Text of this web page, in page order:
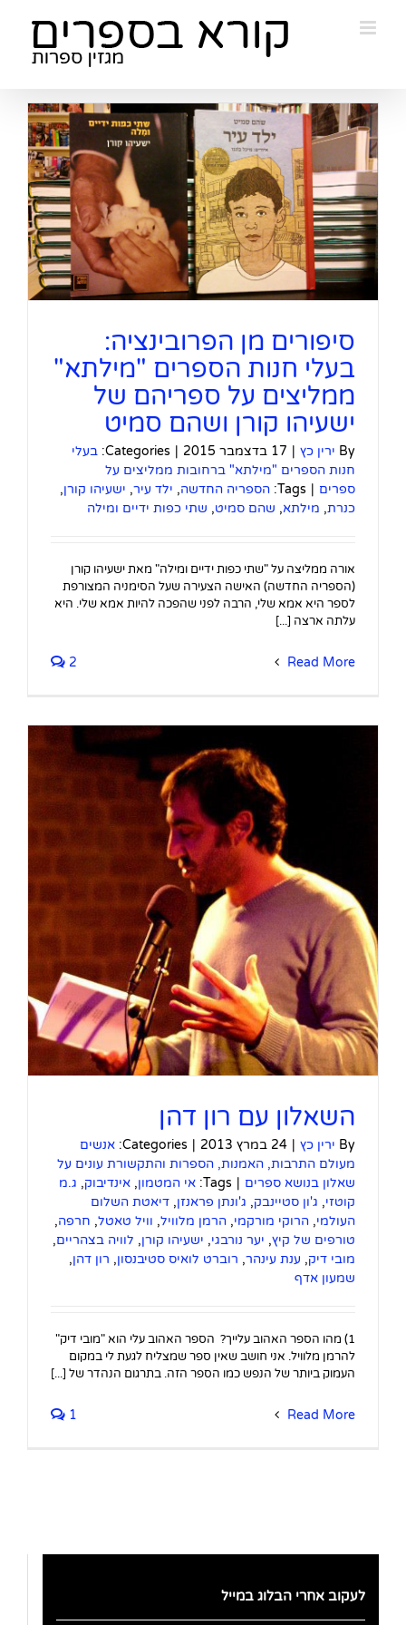
סיפורים מן הפרובינציה:
בעלי חנות הספרים "מילתא"
ממליצים על ספריהם של
ישעיהו קורן ושהם סמיט
By ירין כץ | 17 בדצמבר 2015 |
Categories: בעלי
חנות הספרים "מילתא" ברחובות ממליצים על
ספרים |
Tags: הספריה החדשה, ילד עיר, ישעיהו קורן,
כנרת, מילתא, שהם סמיט, שתי כפות ידיים ומילה
אורה ממליצה על "שתי כפות ידיים ומילה" מאת ישעיהו קורן
(הספריה החדשה) האישה הצעירה שעל הסימניה המצורפת
לספר היא אמא שלי, הרבה לפני שהפכה להיות אמא שלי. היא
עלתה ארצה [...]
Read More
2
השאלון עם רון דהן
By ירין כץ | 24 במרץ 2013 |
Categories: אנשים
מעולם התרבות, האמנות, הספרות והתקשורת עונים על
שאלון בנושא ספרים |
Tags: אי המטמון, אינדיבוק, ג.מ
קוטזי, ג'ון סטיינבק, ג'ונתן פראנזן, דיאטת השלום
העולמי, הרוקי מורקמי, הרמן מלוויל, וויל טאטל, חרפה,
טורפים של קיץ, יער נורבגי, ישעיהו קורן, לוויה בצהריים,
מובי דיק, ענת עינהר, רוברט לואיס סטיבנסון, רון דהן,
שמעון אדף
1) מהו הספר האהוב עלייך? הספר האהוב עלי הוא "מובי דיק"
להרמן מלוויל. אני חושב שאין ספר שמצליח לגעת לי במקום
העמוק ביותר של הנפש כמו הספר הזה. בתרגום הנהדר של [...]
Read More
1
לעקוב אחרי הבלוג במייל